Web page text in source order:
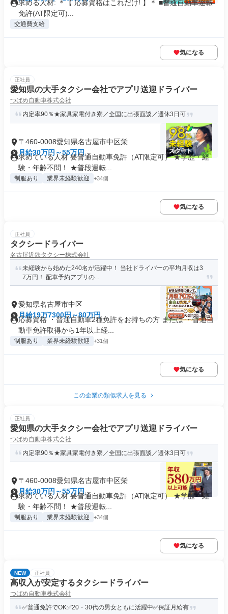
求める人材: ＊【 応募資格はこれだけ! 】＊ ■普通自動車運転
免許(AT限定可)...
交通費支給
気になる
正社員
愛知県の大手タクシー会社でアプリ送迎ドライバー
つばめ自動車株式会社
内定率90％★家具家電付き寮／全国に出張面談／週休3日可
〒460-0008愛知県名古屋市中区栄
月給30万円～55万円
求めている人材 要普通自動車免許（AT限定可） ★学歴・経
験・年齢不問！ ★普段運転...
制服あり 業界未経験歓迎 +34個
気になる
正社員
タクシードライバー
名古屋近鉄タクシー株式会社
未経験から始めた240名が活躍中！ 当社ドライバーの平均月収は3
7万円！ 配車予約アプリの...
愛知県名古屋市中区
月給19万7300円～80万円
応募資格 ・普通自動車2種免許をお持ちの方 または ・普通自
動車免許取得から1年以上経...
制服あり 業界未経験歓迎 +31個
気になる
この企業の類似求人を見る
正社員
愛知県の大手タクシー会社でアプリ送迎ドライバー
つばめ自動車株式会社
内定率90％★家具家電付き寮／全国に出張面談／週休3日可
〒460-0008愛知県名古屋市中区栄
月給30万円～55万円
求めている人材 要普通自動車免許（AT限定可） ★学歴・経
験・年齢不問！ ★普段運転...
制服あり 業界未経験歓迎 +34個
気になる
NEW 正社員
高収入が安定するタクシードライバー
つばめ自動車株式会社
✅普通免許でOK✅20・30代の男女ともに活躍中✅保証月給有